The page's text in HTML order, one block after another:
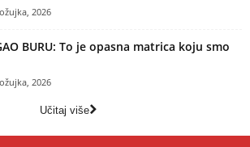
2026
BURU: To je opasna matrica koju smo
2026
Učitaj više